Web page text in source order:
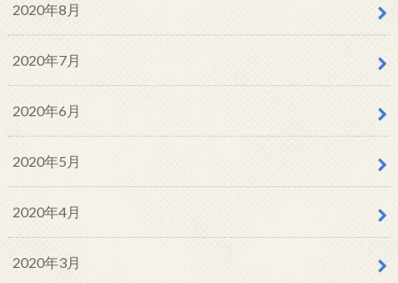
2020年8月
2020年7月
2020年6月
2020年5月
2020年4月
2020年3月